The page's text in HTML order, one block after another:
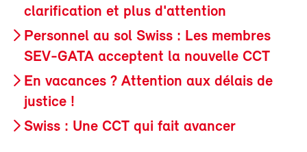
clarification et plus d'attention
Personnel au sol Swiss : Les membres
SEV-GATA acceptent la nouvelle CCT
En vacances ? Attention aux délais de
justice !
Swiss : Une CCT qui fait avancer